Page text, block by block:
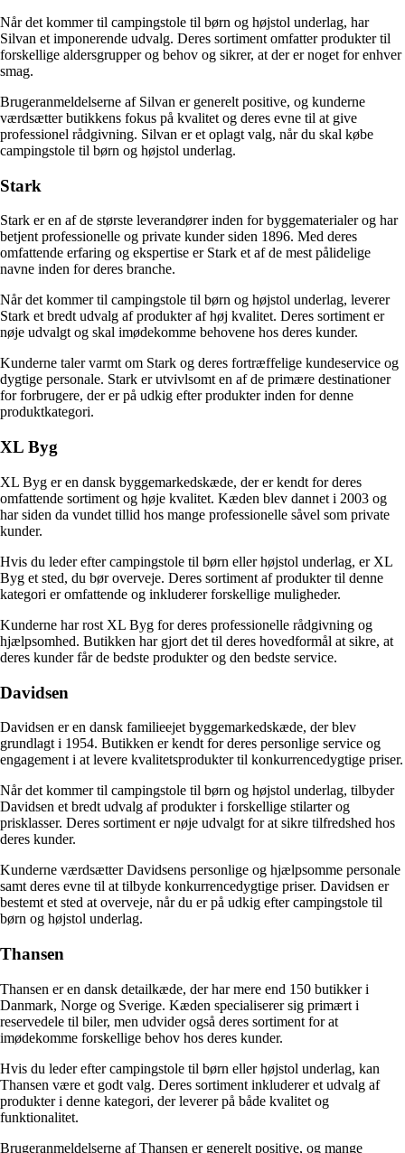
Når det kommer til campingstole til børn og højstol underlag, har
Silvan et imponerende udvalg. Deres sortiment omfatter produkter til
forskellige aldersgrupper og behov og sikrer, at der er noget for enhver
smag.
Brugeranmeldelserne af Silvan er generelt positive, og kunderne
værdsætter butikkens fokus på kvalitet og deres evne til at give
professionel rådgivning. Silvan er et oplagt valg, når du skal købe
campingstole til børn og højstol underlag.
Stark
Stark er en af de største leverandører inden for byggematerialer og har
betjent professionelle og private kunder siden 1896. Med deres
omfattende erfaring og ekspertise er Stark et af de mest pålidelige
navne inden for deres branche.
Når det kommer til campingstole til børn og højstol underlag, leverer
Stark et bredt udvalg af produkter af høj kvalitet. Deres sortiment er
nøje udvalgt og skal imødekomme behovene hos deres kunder.
Kunderne taler varmt om Stark og deres fortræffelige kundeservice og
dygtige personale. Stark er utvivlsomt en af de primære destinationer
for forbrugere, der er på udkig efter produkter inden for denne
produktkategori.
XL Byg
XL Byg er en dansk byggemarkedskæde, der er kendt for deres
omfattende sortiment og høje kvalitet. Kæden blev dannet i 2003 og
har siden da vundet tillid hos mange professionelle såvel som private
kunder.
Hvis du leder efter campingstole til børn eller højstol underlag, er XL
Byg et sted, du bør overveje. Deres sortiment af produkter til denne
kategori er omfattende og inkluderer forskellige muligheder.
Kunderne har rost XL Byg for deres professionelle rådgivning og
hjælpsomhed. Butikken har gjort det til deres hovedformål at sikre, at
deres kunder får de bedste produkter og den bedste service.
Davidsen
Davidsen er en dansk familieejet byggemarkedskæde, der blev
grundlagt i 1954. Butikken er kendt for deres personlige service og
engagement i at levere kvalitetsprodukter til konkurrencedygtige priser.
Når det kommer til campingstole til børn og højstol underlag, tilbyder
Davidsen et bredt udvalg af produkter i forskellige stilarter og
prisklasser. Deres sortiment er nøje udvalgt for at sikre tilfredshed hos
deres kunder.
Kunderne værdsætter Davidsens personlige og hjælpsomme personale
samt deres evne til at tilbyde konkurrencedygtige priser. Davidsen er
bestemt et sted at overveje, når du er på udkig efter campingstole til
børn og højstol underlag.
Thansen
Thansen er en dansk detailkæde, der har mere end 150 butikker i
Danmark, Norge og Sverige. Kæden specialiserer sig primært i
reservedele til biler, men udvider også deres sortiment for at
imødekomme forskellige behov hos deres kunder.
Hvis du leder efter campingstole til børn eller højstol underlag, kan
Thansen være et godt valg. Deres sortiment inkluderer et udvalg af
produkter i denne kategori, der leverer på både kvalitet og
funktionalitet.
Brugeranmeldelserne af Thansen er generelt positive, og mange